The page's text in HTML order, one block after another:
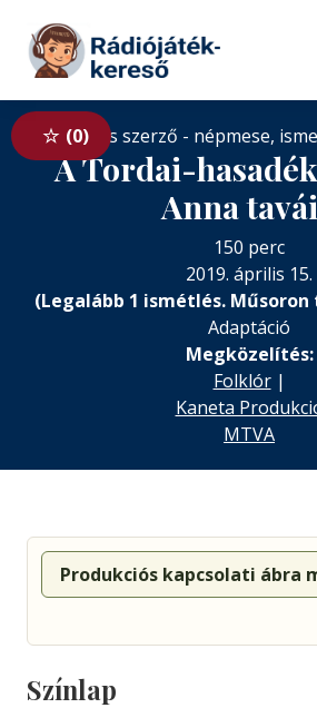
Tovább a tartalomhoz
0
Nincs szerző - népmese,
A Tordai-
Anna
150 perc
2019. április 15.
(Legalább 1 ismétlés.
Adaptáció
Megközelítés:
Folklór|
Kaneta
MTVA
Produkciós kapcsolati ábra
Színlap